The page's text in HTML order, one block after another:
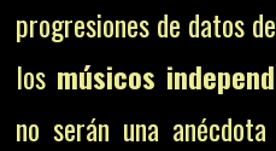
progresiones de datos
los músicos
no serán una